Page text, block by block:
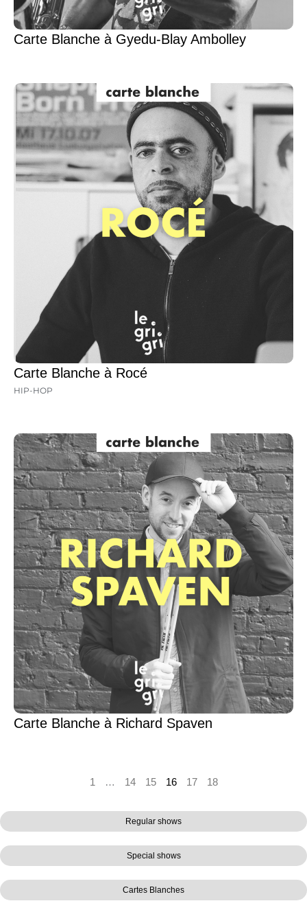
Regular shows
Special shows
Cartes Blanches
Carte Blanche à Gyedu-Blay Ambolley
Carte Blanche à Rocé
HIP-HOP
Carte Blanche à Richard Spaven
1 … 14 15 16 17 18